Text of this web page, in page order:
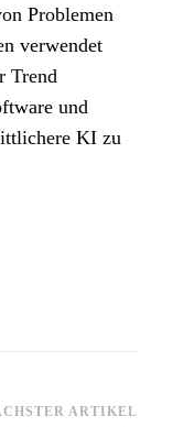
Problemen
verwendet
Trend
und
KI zu
ARTIKEL